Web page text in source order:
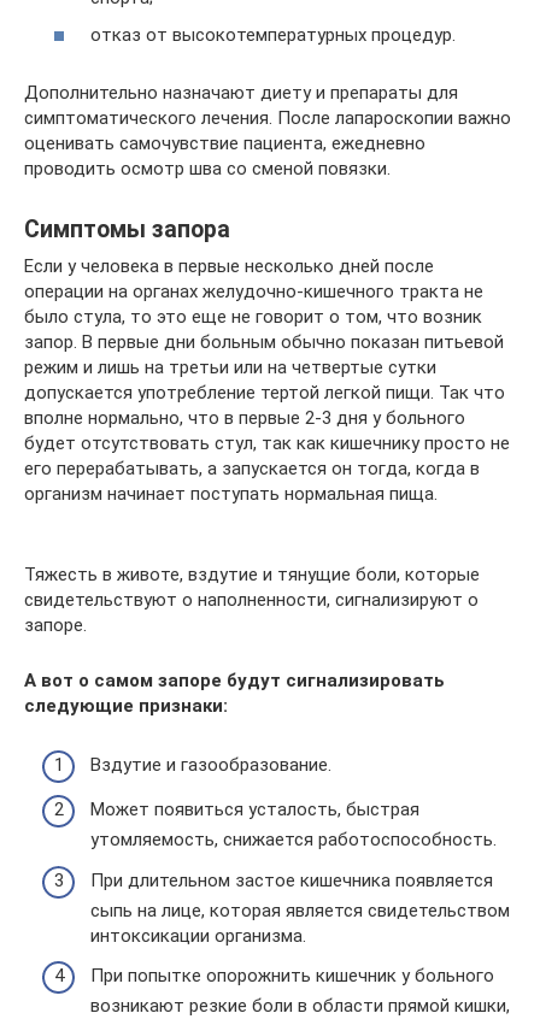
отказ от высокотемпературных процедур.
Дополнительно назначают диету и препараты для
симптоматического лечения. После лапароскопии важно
оценивать самочувствие пациента, ежедневно
проводить осмотр шва со сменой повязки.
Симптомы запора
Если у человека в первые несколько дней после
операции на органах желудочно-кишечного тракта не
было стула, то это еще не говорит о том, что возник
запор. В первые дни больным обычно показан питьевой
режим и лишь на третьи или на четвертые сутки
допускается употребление тертой легкой пищи. Так что
вполне нормально, что в первые 2-3 дня у больного
будет отсутствовать стул, так как кишечнику просто не
его перерабатывать, а запускается он тогда, когда в
организм начинает поступать нормальная пища.
Тяжесть в животе, вздутие и тянущие боли, которые
свидетельствуют о наполненности, сигнализируют о
запоре.
А вот о самом запоре будут сигнализировать
следующие признаки:
Вздутие и газообразование.
Может появиться усталость, быстрая
утомляемость, снижается работоспособность.
При длительном застое кишечника появляется
сыпь на лице, которая является свидетельством
интоксикации организма.
При попытке опорожнить кишечник у больного
возникают резкие боли в области прямой кишки,